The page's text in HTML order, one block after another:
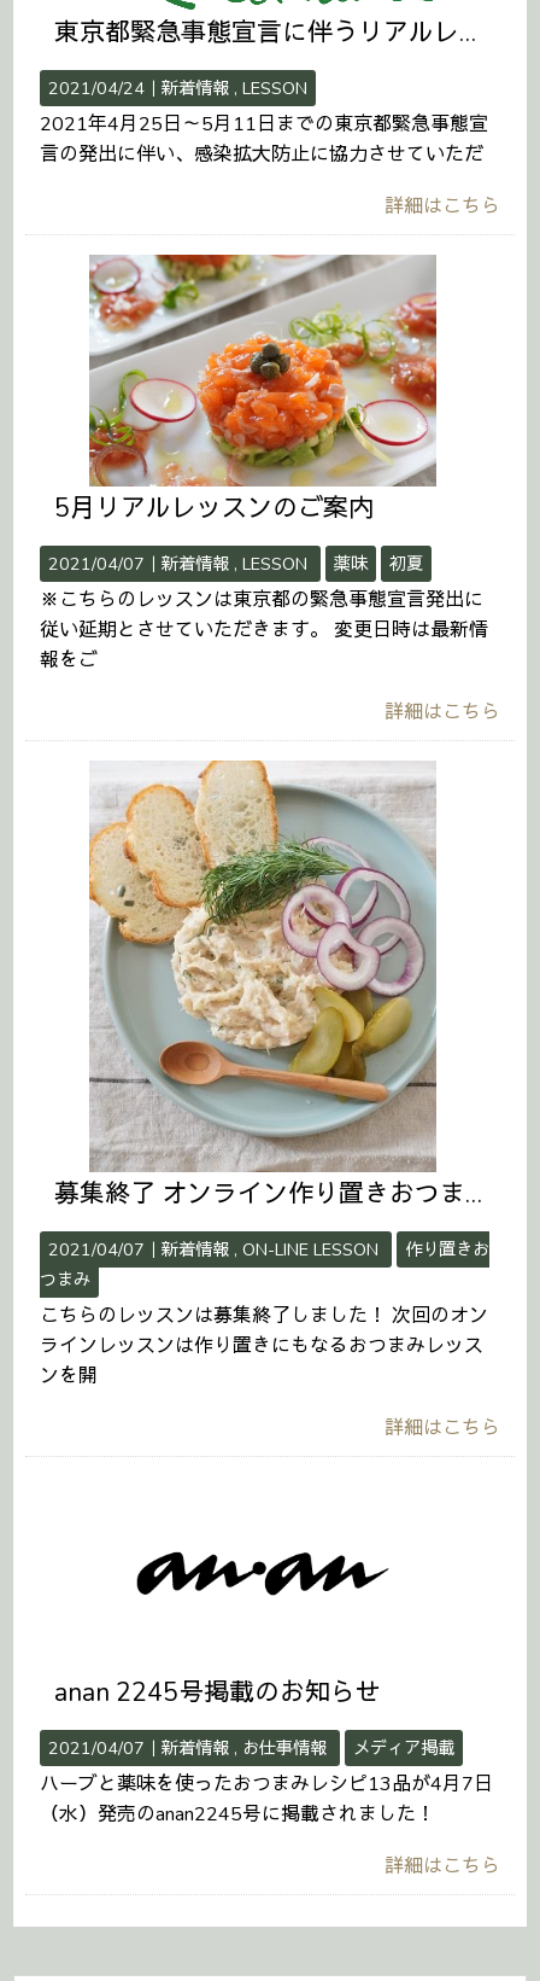
東京都緊急事態宣言に伴うリアルレッスン延期のお知らせ
2021/04/24｜新着情報 LESSON
2021年4月25日～5月11日までの東京都緊急事態宣
言の発出に伴い、感染拡大防止に協力させていただ
詳細はこちら
5月リアルレッスンのご案内
2021/04/07｜新着情報 LESSON 薬味 初夏
※こちらのレッスンは東京都の緊急事態宣言発出に
従い延期とさせていただきます。 変更日時は最新情
報をご
詳細はこちら
募集終了 オンライン作り置きおつまみレッスン開催のお知らせ
2021/04/07｜新着情報 ON-LINE LESSON
作り置きお
つまみ
こちらのレッスンは募集終了しました！ 次回のオン
ラインレッスンは作り置きにもなるおつまみレッス
ンを開
詳細はこちら
anan 2245号掲載のお知らせ
2021/04/07｜新着情報 お仕事情報 メディア掲載
ハーブと薬味を使ったおつまみレシピ13品が4月7日
（水）発売のanan2245号に掲載されました！
詳細はこちら